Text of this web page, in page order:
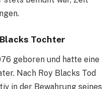
Tochter
geboren und hatte eine
Nach Roy Blacks Tod
in der Bewahrung seines